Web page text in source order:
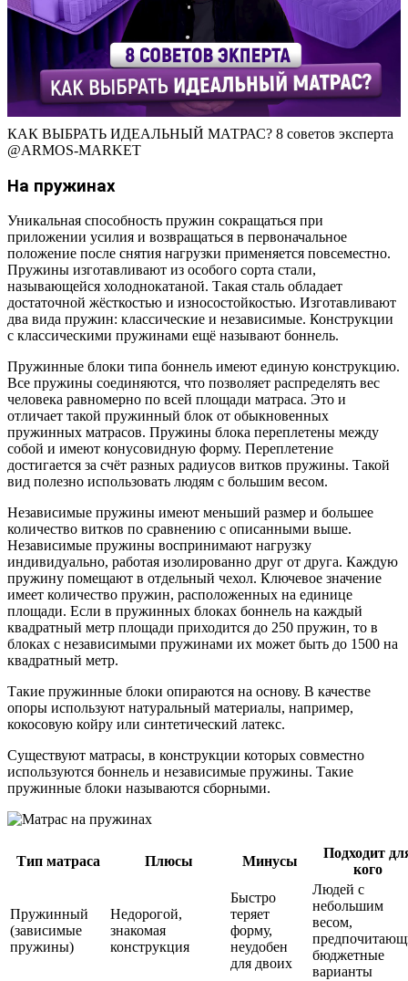
КАК ВЫБРАТЬ ИДЕАЛЬНЫЙ МАТРАС? 8 советов экcперта
@ARMOS-MARKET
На пружинах
Уникальная способность пружин сокращаться при
приложении усилия и возвращаться в первоначальное
положение после снятия нагрузки применяется повсеместно.
Пружины изготавливают из особого сорта стали,
называющейся холоднокатаной. Такая сталь обладает
достаточной жёсткостью и износостойкостью. Изготавливают
два вида пружин: классические и независимые. Конструкции
с классическими пружинами ещё называют боннель.
Пружинные блоки типа боннель имеют единую конструкцию.
Все пружины соединяются, что позволяет распределять вес
человека равномерно по всей площади матраса. Это и
отличает такой пружинный блок от обыкновенных
пружинных матрасов. Пружины блока переплетены между
собой и имеют конусовидную форму. Переплетение
достигается за счёт разных радиусов витков пружины. Такой
вид полезно использовать людям с большим весом.
Независимые пружины имеют меньший размер и большее
количество витков по сравнению с описанными выше.
Независимые пружины воспринимают нагрузку
индивидуально, работая изолированно друг от друга. Каждую
пружину помещают в отдельный чехол. Ключевое значение
имеет количество пружин, расположенных на единице
площади. Если в пружинных блоках боннель на каждый
квадратный метр площади приходится до 250 пружин, то в
блоках с независимыми пружинами их может быть до 1500 на
квадратный метр.
Такие пружинные блоки опираются на основу. В качестве
опоры используют натуральный материалы, например,
кокосовую койру или синтетический латекс.
Существуют матрасы, в конструкции которых совместно
используются боннель и независимые пружины. Такие
пружинные блоки называются сборными.
Тип матраса Плюсы Минусы
Подходит
кого
Пружинный
(зависимые
пружины)
Недорогой,
знакомая
конструкция
Быстро
теряет
форму,
неудобен
для двоих
Людей с
небольшим
весом,
бюджетные
варианты